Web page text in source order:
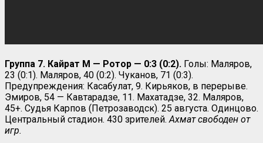
Группа 7. Кайрат М — Ротор — 0:3 (0:2). Голы: Маляров,
23 (0:1). Маляров, 40 (0:2). Чуканов, 71 (0:3).
Предупреждения: Касабулат, 9. Кирьяков, в перерыве.
Эмиров, 54 — Кавтарадзе, 11. Махатадзе, 32. Маляров,
45+. Судья Карпов (Петрозаводск). 25 августа. Одинцово.
Центральный стадион. 430 зрителей. Ахмат свободен от
игр.